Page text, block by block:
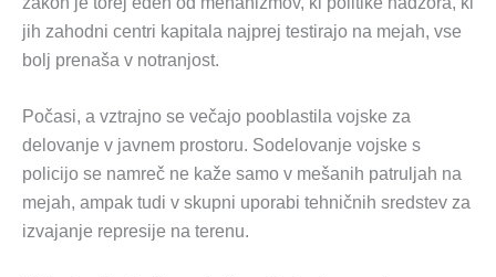
jih zahodni centri kapitala najprej testirajo na mejah, vse
bolj prenaša v notranjost.
Počasi, a vztrajno se večajo pooblastila vojske za
delovanje v javnem prostoru. Sodelovanje vojske s
policijo se namreč ne kaže samo v mešanih patruljah na
mejah, ampak tudi v skupni uporabi tehničnih sredstev za
izvajanje represije na terenu.